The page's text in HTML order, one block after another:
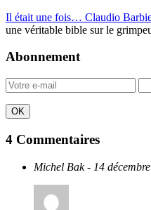
Il était une fois… Claudio
une véritable bible sur le
Abonnement
4 Commentaires
Michel Bak- 14